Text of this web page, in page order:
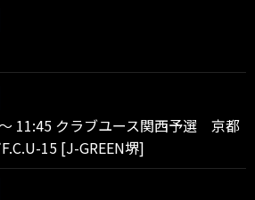
11:45 クラブユース関西予選 京都
15 [J-GREEN堺]